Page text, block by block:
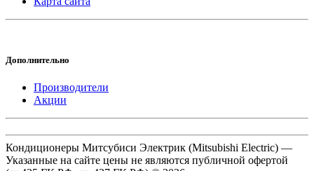
Дополнительно
Производители
Акции
Кондиционеры Митсубиси Электрик (Mitsubishi Electric) —
Указанные на сайте цены не являются публичной офертой